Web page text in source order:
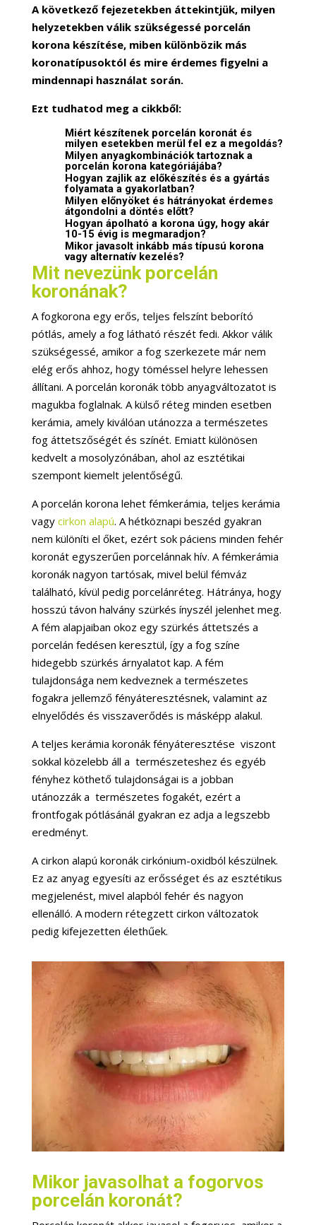
A következő fejezetekben áttekintjük, milyen
helyzetekben válik szükségessé porcelán
korona készítése, miben különbözik más
koronatípusoktól és mire érdemes figyelni a
mindennapi használat során.
Ezt tudhatod meg a cikkből:
Miért készítenek porcelán koronát és
milyen esetekben merül fel ez a megoldás?
Milyen anyagkombinációk tartoznak a
porcelán korona kategóriájába?
Hogyan zajlik az előkészítés és a gyártás
folyamata a gyakorlatban?
Milyen előnyöket és hátrányokat érdemes
átgondolni a döntés előtt?
Hogyan ápolható a korona úgy, hogy akár
10-15 évig is megmaradjon?
Mikor javasolt inkább más típusú korona
vagy alternatív kezelés?
Mit nevezünk porcelán
koronának?
A fogkorona egy erős, teljes felszínt beborító
pótlás, amely a fog látható részét fedi. Akkor válik
szükségessé, amikor a fog szerkezete már nem
elég erős ahhoz, hogy töméssel helyre lehessen
állítani. A porcelán koronák több anyagváltozatot is
magukba foglalnak. A külső réteg minden esetben
kerámia, amely kiválóan utánozza a természetes
fog áttetszőségét és színét. Emiatt különösen
kedvelt a mosolyzónában, ahol az esztétikai
szempont kiemelt jelentőségű.
A porcelán korona lehet fémkerámia, teljes kerámia
vagy cirkon alapú. A hétköznapi beszéd gyakran
nem különíti el őket, ezért sok páciens minden fehér
koronát egyszerűen porcelánnak hív. A fémkerámia
koronák nagyon tartósak, mivel belül fémváz
található, kívül pedig porcelánréteg. Hátránya, hogy
hosszú távon halvány szürkés ínyszél jelenhet meg.
A fém alapjaiban okoz egy szürkés áttetszés a
porcelán fedésen keresztül, így a fog színe
hidegebb szürkés árnyalatot kap. A fém
tulajdonsága nem kedveznek a természetes
fogakra jellemző fényáteresztésnek, valamint az
elnyelődés és visszaverődés is másképp alakul.
A teljes kerámia koronák fényáteresztése viszont
sokkal közelebb áll a természeteshez és egyéb
fényhez köthető tulajdonságai is a jobban
utánozzák a természetes fogakét, ezért a
frontfogak pótlásánál gyakran ez adja a legszebb
eredményt.
A cirkon alapú koronák cirkónium-oxidból készülnek.
Ez az anyag egyesíti az erősséget és az esztétikus
megjelenést, mivel alapból fehér és nagyon
ellenálló. A modern rétegzett cirkon változatok
pedig kifejezetten élethűek.
Mikor javasolhat a fogorvos
porcelán koronát?